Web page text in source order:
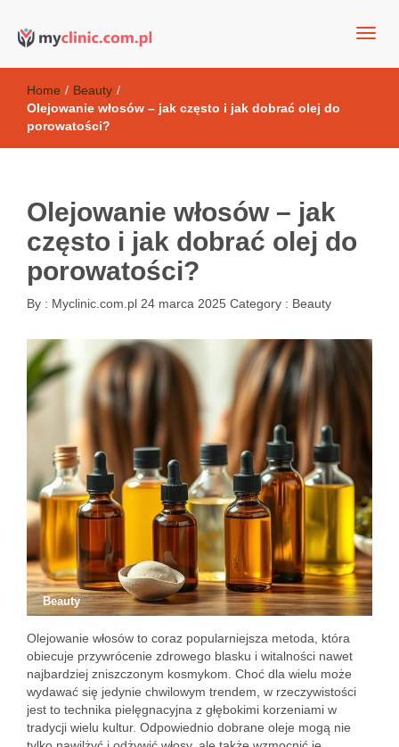
Kosmetyki antyoksydacyjne
Home / Beauty /
Olejowanie włosów – jak często i jak dobrać olej do
porowatości?
Olejowanie włosów – jak
często i jak dobrać olej do
porowatości?
By : Myclinic.com.pl 24 marca 2025 Category : Beauty
Beauty
Olejowanie włosów to coraz popularniejsza metoda, która
obiecuje przywrócenie zdrowego blasku i witalności nawet
najbardziej zniszczonym kosmykom. Choć dla wielu może
wydawać się jedynie chwilowym trendem, w rzeczywistości
jest to technika pielęgnacyjna z głębokimi korzeniami w
tradycji wielu kultur. Odpowiednio dobrane oleje mogą nie